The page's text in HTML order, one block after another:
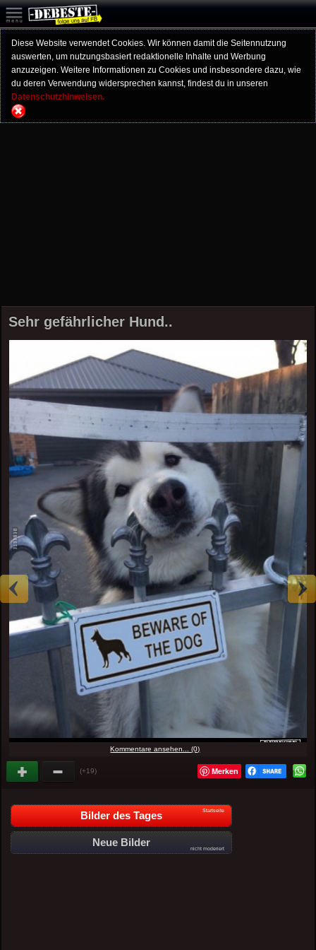
Diese Website verwendet Cookies. Wir können damit die Seitennutzung
auswerten, um nutzungsbasiert redaktionelle Inhalte und Werbung
anzuzeigen. Weitere Informationen zu Cookies und insbesondere dazu, wie
du deren Verwendung widersprechen kannst, findest du in unseren
Datenschutzhinweisen.
Sehr gefährlicher Hund..
Kommentare ansehen... (0)
(+19) Merken
Bilder des Tages Startseite
Neue Bilder
nicht moderiert